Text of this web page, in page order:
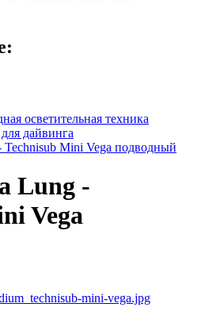
осветительная техника
дайвинга
Mini Vega подводный
Lung -
Vega